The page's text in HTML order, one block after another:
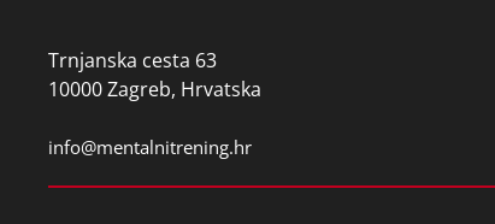
Trnjanska cesta 63
10000 Zagreb, Hrvatska
info@mentalnitrening.hr